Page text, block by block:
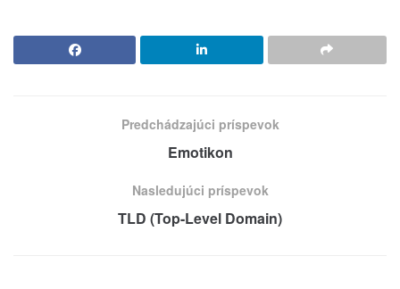
Predchádzajúci príspevok
Emotikon
Nasledujúci príspevok
TLD (Top-Level Domain)